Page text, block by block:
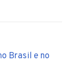
Brasil e no